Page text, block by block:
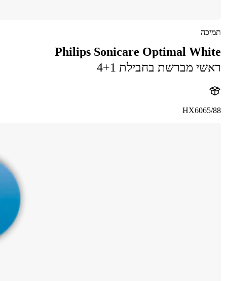
תמיכה
Philips Sonicare Optimal White
ראשי מברשת בחבילת 4+1
HX6065/88